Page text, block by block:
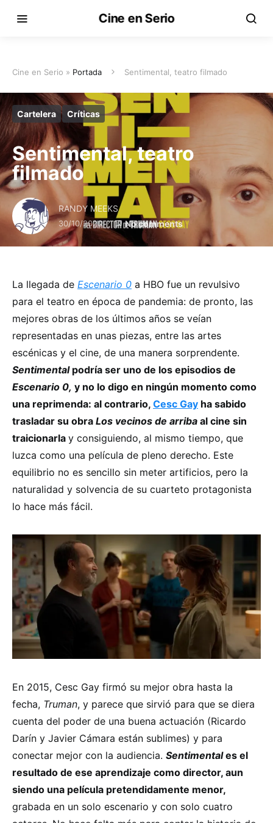
Cine en Serio
Cine en Serio » Portada Sentimental, teatro filmado
Cartelera Críticas
Sentimental, teatro
filmado
RANDY MEEKS
30/10/2020 No comments
La llegada de Escenario 0 a HBO fue un revulsivo
para el teatro en época de pandemia: de pronto, las
mejores obras de los últimos años se veían
representadas en unas piezas, entre las artes
escénicas y el cine, de una manera sorprendente.
Sentimentalpodría ser uno de los episodios de
Escenario 0, y no lo digo en ningún momento como
una reprimenda: al contrario, Cesc Gay ha sabido
trasladar su obra Los vecinos de arriba al cine sin
traicionarla y consiguiendo, al mismo tiempo, que
luzca como una película de pleno derecho. Este
equilibrio no es sencillo sin meter artificios, pero la
naturalidad y solvencia de su cuarteto protagonista
lo hace más fácil.
En 2015, Cesc Gay firmó su mejor obra hasta la
fecha, Truman, y parece que sirvió para que se diera
cuenta del poder de una buena actuación (Ricardo
Darín y Javier Cámara están sublimes) y para
conectar mejor con la audiencia. Sentimentales el
resultado de ese aprendizaje como director, aun
siendo una película pretendidamente menor,
grabada en un solo escenario y con solo cuatro